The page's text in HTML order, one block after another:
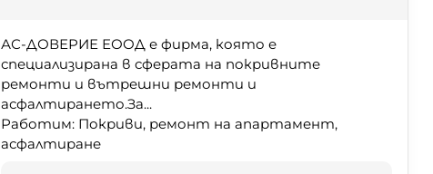
АС-ДОВЕРИЕ ЕООД е фирма, която е
специализирана в сферата на покривните
ремонти и вътрешни ремонти и
асфалтирането.За...
Работим: Покриви, ремонт на апартамент,
асфалтиране